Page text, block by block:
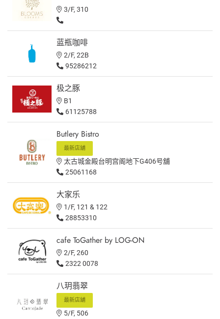
3/F, 310
蓝瓶咖啡
2/F, 22B
95286212
极之豚
B1
61125788
Butlery Bistro
最新店舖
太古城金殿台明宫阁地下G406号舖
25061168
大家乐
1/F, 121 & 122
28853310
cafe ToGather by LOG-ON
2/F, 260
2322 0078
八玥翡翠
最新店舖
5/F, 506